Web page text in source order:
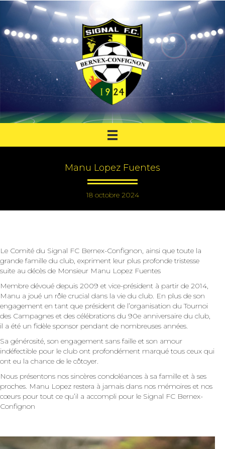
Manu Lopez Fuentes
18 octobre 2024
Le Comité du Signal FC Bernex-Confignon, ainsi que toute la
grande famille du club, expriment leur plus profonde tristesse
suite au décès de Monsieur Manu Lopez Fuentes
Membre dévoué depuis 2009 et vice-président à partir de 2014,
Manu a joué un rôle crucial dans la vie du club. En plus de son
engagement en tant que président de l’organisation du Tournoi
des Campagnes et des célébrations du 90e anniversaire du club,
il a été un fidèle sponsor pendant de nombreuses années.
Sa générosité, son engagement sans faille et son amour
indéfectible pour le club ont profondément marqué tous ceux qui
ont eu la chance de le côtoyer.
Nous présentons nos sincères condoléances à sa famille et à ses
proches. Manu Lopez restera à jamais dans nos mémoires et nos
cœurs pour tout ce qu’il a accompli pour le Signal FC Bernex-
Confignon